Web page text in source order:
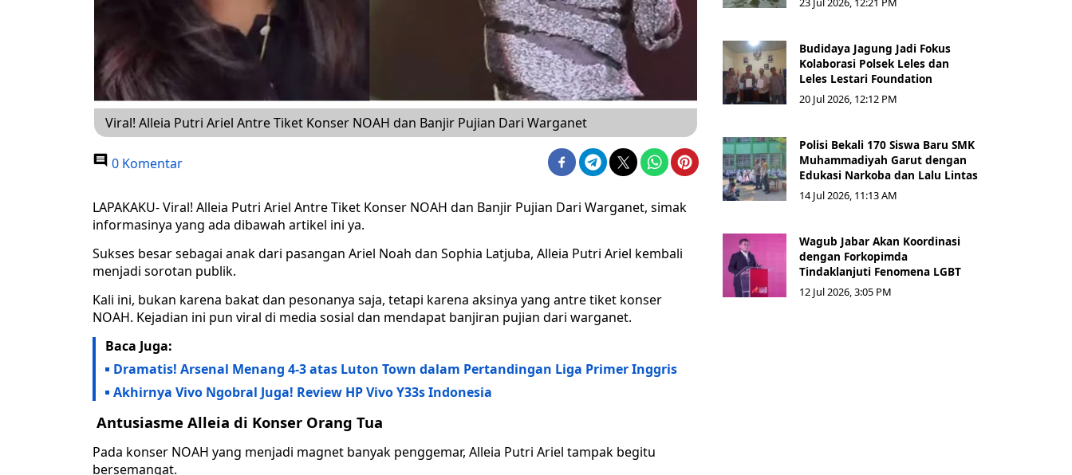
Viral! Alleia Putri Ariel Antre Tiket Konser NOAH dan Banjir Pujian Dari Warganet
0 Komentar
LAPAKAKU- Viral! Alleia Putri Ariel Antre Tiket Konser NOAH dan Banjir Pujian Dari Warganet, simak
informasinya yang ada dibawah artikel ini ya.
Sukses besar sebagai anak dari pasangan Ariel Noah dan Sophia Latjuba, Alleia Putri Ariel kembali
menjadi sorotan publik.
Kali ini, bukan karena bakat dan pesonanya saja, tetapi karena aksinya yang antre tiket konser
NOAH. Kejadian ini pun viral di media sosial dan mendapat banjiran pujian dari warganet.
Baca Juga:
Dramatis! Arsenal Menang 4-3 atas Luton Town dalam Pertandingan Liga Primer Inggris
Akhirnya Vivo Ngobral Juga! Review HP Vivo Y33s Indonesia
Antusiasme Alleia di Konser Orang Tua
Pada konser NOAH yang menjadi magnet banyak penggemar, Alleia Putri Ariel tampak begitu
bersemangat.
Budidaya Jagung Jadi Fokus
Kolaborasi Polsek Leles dan
Leles Lestari Foundation
20 Jul 2026, 12:12 PM
Polisi Bekali 170 Siswa Baru SMK
Muhammadiyah Garut dengan
Edukasi Narkoba dan Lalu Lintas
14 Jul 2026, 11:13 AM
Wagub Jabar Akan Koordinasi
dengan Forkopimda
Tindaklanjuti Fenomena LGBT
12 Jul 2026, 3:05 PM